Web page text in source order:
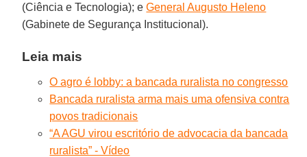
(Ciência e Tecnologia); eGeneral Augusto Heleno
(Gabinete de Segurança Institucional).
Leia mais
O agro é lobby: a bancada ruralista no congresso
Bancada ruralista arma mais uma ofensiva contra
povos tradicionais
“A AGU virou escritório de advocacia da bancada
ruralista” - Vídeo